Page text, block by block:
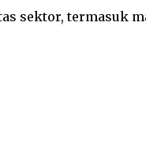
sektor, termasuk